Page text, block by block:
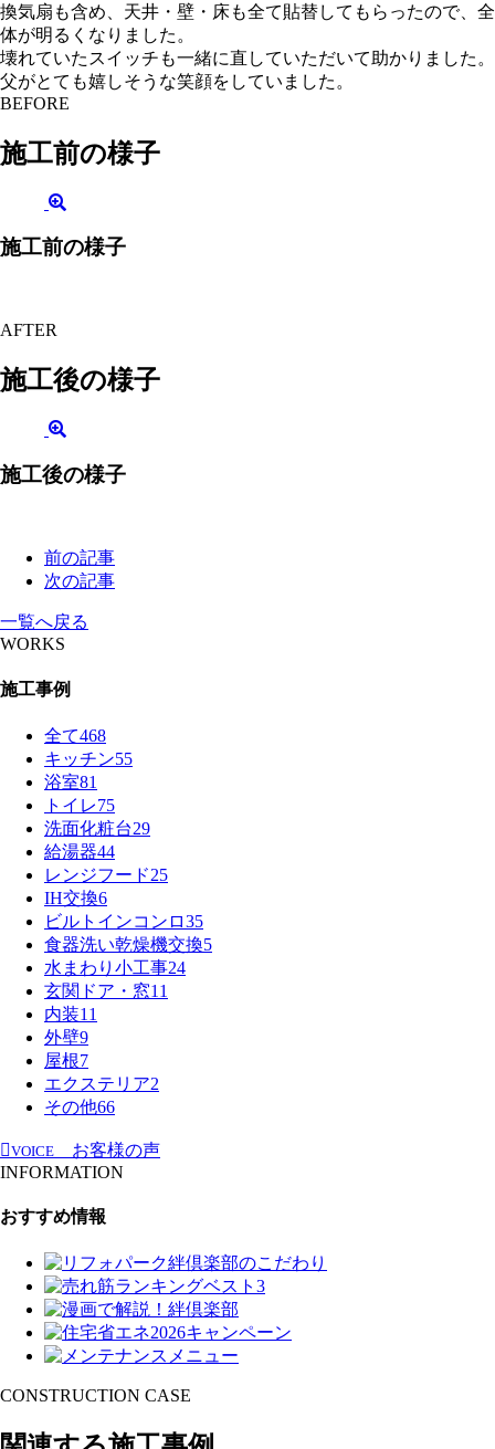
換気扇も含め、天井・壁・床も全て貼替してもらったので、全
体が明るくなりました。
壊れていたスイッチも一緒に直していただいて助かりました。
父がとても嬉しそうな笑顔をしていました。
BEFORE
施工前の様子
施工前の様子
AFTER
施工後の様子
施工後の様子
前の記事
次の記事
一覧へ戻る
WORKS
施工事例
全て468
キッチン55
浴室81
トイレ75
洗面化粧台29
給湯器44
レンジフード25
IH交換6
ビルトインコンロ35
食器洗い乾燥機交換5
水まわり小工事24
玄関ドア・窓11
内装11
外壁9
屋根7
エクステリア2
その他66
VOICE
お客様の声
INFORMATION
おすすめ情報
CONSTRUCTION CASE